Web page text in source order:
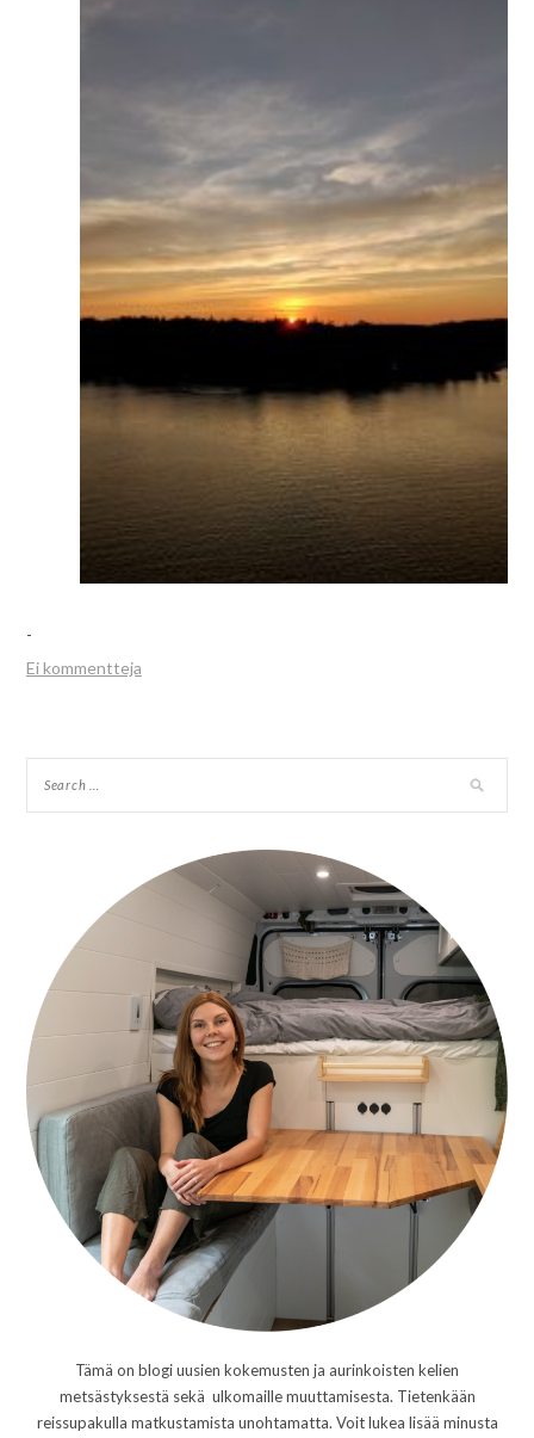
-
Ei kommentteja
Tämä on blogi uusien kokemusten ja aurinkoisten kelien
metsästyksestä sekä ulkomaille muuttamisesta. Tietenkään
reissupakulla matkustamista unohtamatta. Voit lukea lisää minusta